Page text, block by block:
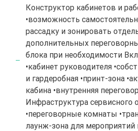
Конструктор кабинетов и
•возможность
рассадку и зонировать
дополнительных
блока при необходимости
•кабинет руководителя
и гардеробная •принт-зона
кабина •внутренняя
Инфраструктура сервисного
•переговорные комнаты
лаунж-зона для мероприятий